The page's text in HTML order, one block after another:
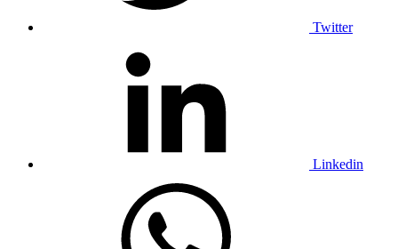
Twitter
Linkedin